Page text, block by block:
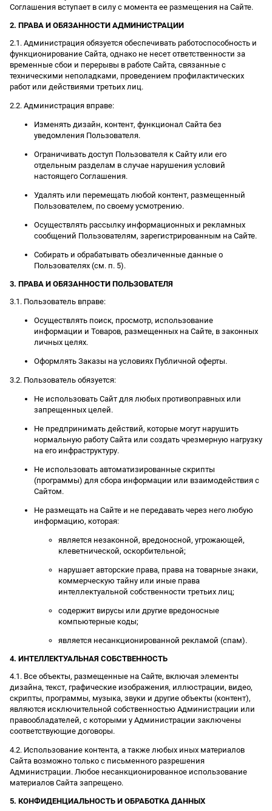
Соглашения вступает в силу с момента ее размещения на Сайте.
2. ПРАВА И ОБЯЗАННОСТИ АДМИНИСТРАЦИИ
2.1. Администрация обязуется обеспечивать работоспособность и
функционирование Сайта, однако не несет ответственности за
временные сбои и перерывы в работе Сайта, связанные с
техническими неполадками, проведением профилактических
работ или действиями третьих лиц.
2.2. Администрация вправе:
Изменять дизайн, контент, функционал Сайта без
уведомления Пользователя.
Ограничивать доступ Пользователя к Сайту или его
отдельным разделам в случае нарушения условий
настоящего Соглашения.
Удалять или перемещать любой контент, размещенный
Пользователем, по своему усмотрению.
Осуществлять рассылку информационных и рекламных
сообщений Пользователям, зарегистрированным на Сайте.
Собирать и обрабатывать обезличенные данные о
Пользователях (см. п. 5).
3. ПРАВА И ОБЯЗАННОСТИ ПОЛЬЗОВАТЕЛЯ
3.1. Пользователь вправе:
Осуществлять поиск, просмотр, использование
информации и Товаров, размещенных на Сайте, в законных
личных целях.
Оформлять Заказы на условиях Публичной оферты.
3.2. Пользователь обязуется:
Не использовать Сайт для любых противоправных или
запрещенных целей.
Не предпринимать действий, которые могут нарушить
нормальную работу Сайта или создать чрезмерную нагрузку
на его инфраструктуру.
Не использовать автоматизированные скрипты
(программы) для сбора информации или взаимодействия с
Сайтом.
Не размещать на Сайте и не передавать через него любую
информацию, которая:
является незаконной, вредоносной, угрожающей,
клеветнической, оскорбительной;
нарушает авторские права, права на товарные знаки,
коммерческую тайну или иные права
интеллектуальной собственности третьих лиц;
содержит вирусы или другие вредоносные
компьютерные коды;
является несанкционированной рекламой (спам).
4. ИНТЕЛЛЕКТУАЛЬНАЯ СОБСТВЕННОСТЬ
4.1. Все объекты, размещенные на Сайте, включая элементы
дизайна, текст, графические изображения, иллюстрации, видео,
скрипты, программы, музыка, звуки и другие объекты (контент),
являются исключительной собственностью Администрации или
правообладателей, с которыми у Администрации заключены
соответствующие договоры.
4.2. Использование контента, а также любых иных материалов
Сайта возможно только с письменного разрешения
Администрации. Любое несанкционированное использование
материалов Сайта запрещено.
5. КОНФИДЕНЦИАЛЬНОСТЬ И ОБРАБОТКА ДАННЫХ